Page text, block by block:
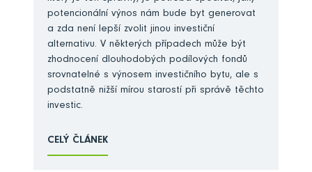
potencionální výnos nám bude byt generovat
a zda není lepší zvolit jinou investiční
alternativu. V některých případech může být
zhodnocení dlouhodobých podílových fondů
srovnatelné s výnosem investičního bytu, ale s
podstatně nižší mírou starostí při správě těchto
investic.
CELÝ ČLÁNEK